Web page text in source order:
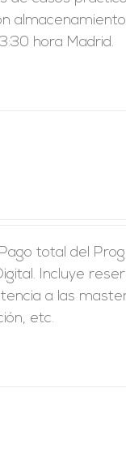
hora Madrid.
total del
Incluye
a las
etc.